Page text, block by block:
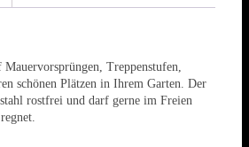
Treppenstufen,
schönen Plätzen in Ihrem Garten. Der
rostfrei und darf gerne im Freien